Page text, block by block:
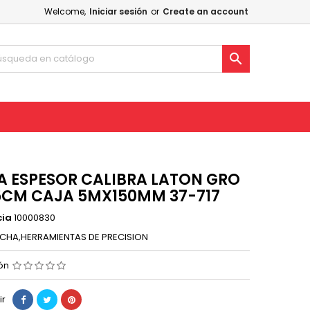
Welcome, Iniciar sesión or Create an account

ESPESOR CALIBRA LATON GRO
CAJA 5MX150MM 37-717
10000830
DE PRECISION